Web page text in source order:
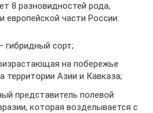
8 разновидностей рода,
европейской части России:
гибридный сорт;
на побережье
территории Азии и Кавказа;
представитель полевой
которая возделывается с